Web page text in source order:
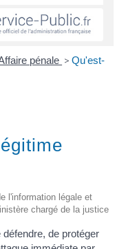
pénale > Qu'est-
l'information légale et
chargé de la justice
de protéger